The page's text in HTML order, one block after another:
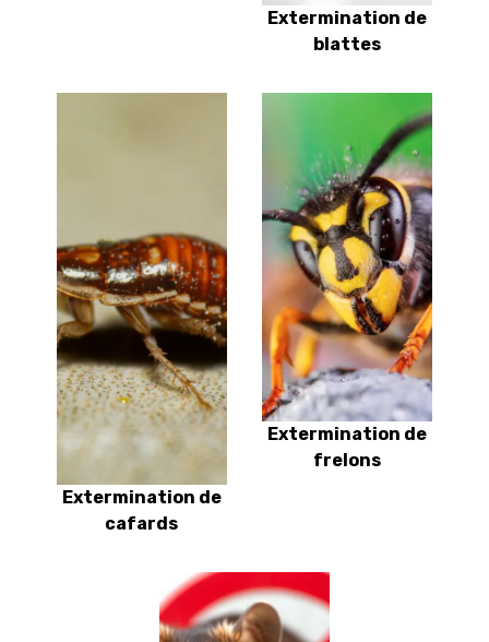
Extermination de
blattes
Extermination de
cafards
Extermination de
frelons